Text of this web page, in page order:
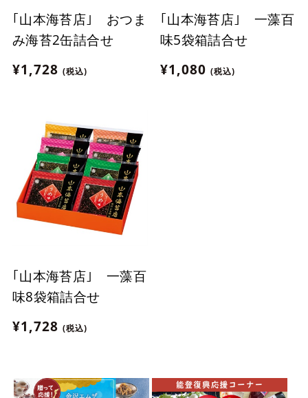
｢山本海苔店｣ おつま
み海苔2缶詰合せ
¥1,728 (税込)
｢山本海苔店｣ 一藻百
味5袋箱詰合せ
¥1,080 (税込)
｢山本海苔店｣ 一藻百
味8袋箱詰合せ
¥1,728 (税込)